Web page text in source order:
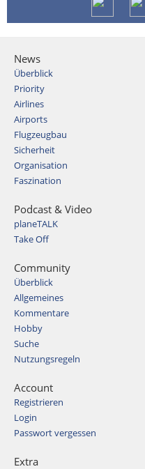
News
Überblick
Priority
Airlines
Airports
Flugzeugbau
Sicherheit
Organisation
Faszination
Podcast & Video
planeTALK
Take Off
Community
Überblick
Allgemeines
Kommentare
Hobby
Suche
Nutzungsregeln
Account
Registrieren
Login
Passwort vergessen
Extra